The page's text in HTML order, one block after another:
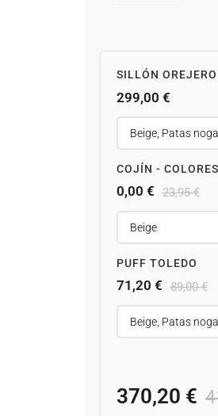
SILLÓN
299,00 €
COJÍN - COLORES
23,95€
0,00 €
PUFF TOLEDO
89,00€
71,20 €
370,20 €